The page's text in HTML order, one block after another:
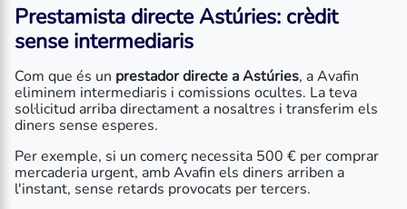
Prestamista directe Astúries: crèdit
sense intermediaris
Com que és un prestador directe a Astúries, a Avafin
eliminem intermediaris i comissions ocultes. La teva
sol·licitud arriba directament a nosaltres i transferim els
diners sense esperes.
Per exemple, si un comerç necessita 500 € per comprar
mercaderia urgent, amb Avafin els diners arriben a
l'instant, sense retards provocats per tercers.